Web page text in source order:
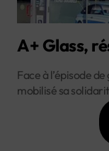
A+ Glass,
Face à l’épisode
mobilisé sa